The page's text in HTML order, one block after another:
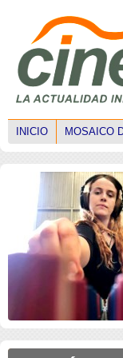
INICIO MOSAICO
técnicas en el